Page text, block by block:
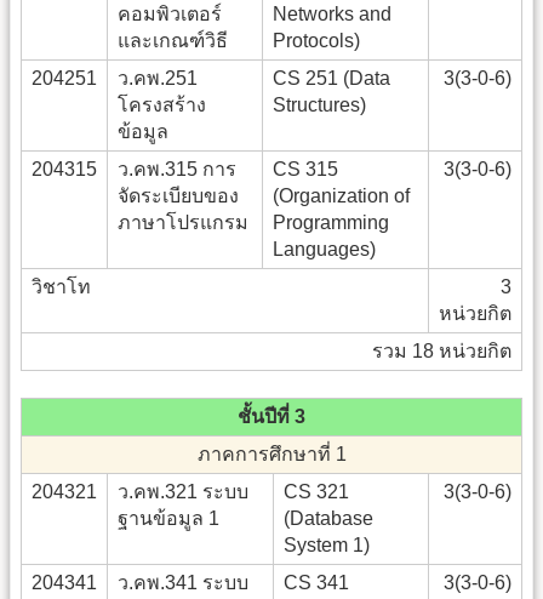
คอมพิวเตอร์
และเกณฑ์วิธี
Networks and
Protocols)
204251
ว.คพ.251
โครงสร้าง
ข้อมูล
CS 251 (Data
Structures)
3(3-0-6)
204315
ว.คพ.315 การ
จัดระเบียบของ
ภาษาโปรแกรม
CS 315
(Organization of
Programming
Languages)
3(3-0-6)
วิชาโท
3
หน่วยกิต
รวม 18 หน่วยกิต
ชั้นปีที่ 3
ภาคการศึกษาที่ 1
204321
ว.คพ.321 ระบบ
ฐานข้อมูล 1
CS 321
(Database
System 1)
3(3-0-6)
204341
ว.คพ.341 ระบบ
CS 341
3(3-0-6)